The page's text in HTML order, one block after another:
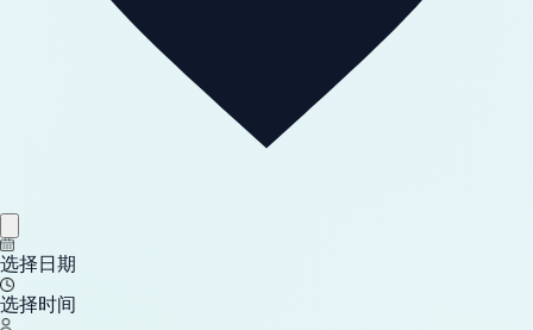
选择日期
选择时间